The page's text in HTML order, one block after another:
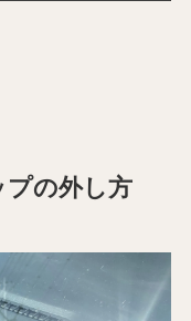
プの外し方